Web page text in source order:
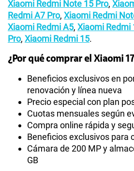
Xiaomi Redmi Note 15 Pro,
Redmi A7 Pro, Xiaomi Redmi
Xiaomi Redmi A5, Xiaomi Redmi
Pro, Xiaomi Redmi 15.
¿Por qué comprar el Xiaomi
Beneficios exclusivos en
renovación y línea nueva
Precio especial con plan
Cuotas mensuales según
Compra online rápida y
Beneficios exclusivos para
Cámara de 200 MP y
GB